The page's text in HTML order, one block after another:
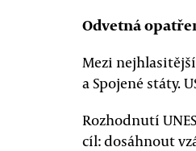
Odvetná
Mezi
a Spojené státy.
Rozhodnutí
cíl: dosáhnout